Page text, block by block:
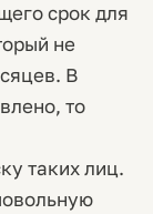
срок для
не
В
то
таких лиц.